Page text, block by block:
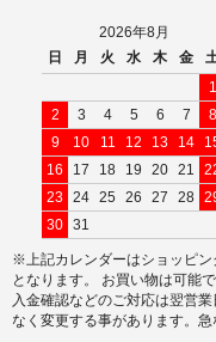
2026年8月
日
月 火 水 木 金
1
2
3 4 5 6 7
8
9
10 11 12 13 14
16
17 18 19 20 21
23 24 25 26 27 28
30 31
※上記カレンダーはショッピ
となります。 お買い物は可能
入金確認などのご対応は翌営
なく変更する事があります。急